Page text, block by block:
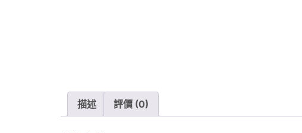
描述 評價 (0)